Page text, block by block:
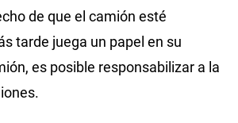
de que el camión esté
tarde juega un papel en su
es posible responsabilizar a la